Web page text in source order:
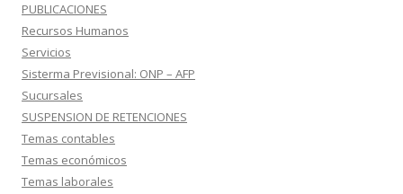
PUBLICACIONES
Recursos Humanos
Servicios
Sisterma Previsional: ONP – AFP
Sucursales
SUSPENSION DE RETENCIONES
Temas contables
Temas económicos
Temas laborales